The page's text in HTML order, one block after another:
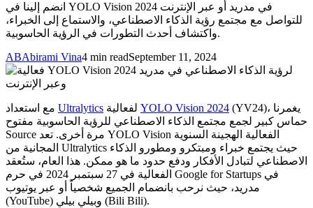
انضم إلينا في YOLO Vision 2024 في مدريد أو عبر الإنترنت
للتواصل مع مجتمع رؤية الذكاء الاصطناعي، والاستماع إلى الخبراء،
واكتشاف أحدث التطورات في الرؤية الحاسوبية.
ABAbirami Vina4 min readSeptember 11, 2024
Ultralytics YOLO Vision 2024 (YV24)، يغمرنا
حماس كبير لجمع مجتمع الذكاء الاصطناعي للرؤية الحاسوبية مفتوح
Source مرة أخرى. تعد YOLO Vision الفعالية الهجينة السنوية
المجانية من Ultralytics حيث يجتمع خبراء ومبتكرو ومطورو الذكاء
الاصطناعي لتبادل الأفكار ودفع حدود ما هو ممكن. هذا العام، ستُعقد
الفعالية في 27 سبتمبر 2024 في حرم Google for Startups في
مدريد، حيث نرحب بانضمام الجميع شخصياً أو عبر يوتيوب
(YouTube) وبيلي بيلي (Bili Bili).